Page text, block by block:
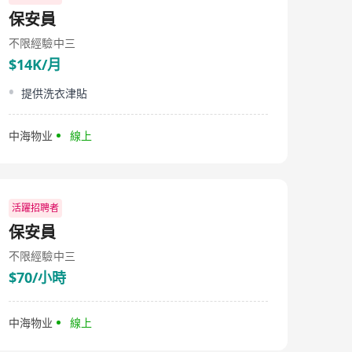
四大標準。在港澳兩地贏得市場口碑。 🛰科技研發： 推出
「VR線上看房」、Ai搵樓分析師「RICA」、「Rica+」員
工雲端系統及「Ricacoin」虛擬貨幣激勵系統等等， 引領
香港的房地產代理行業進入智慧科技時代， 是香港首間引
覺」為企業理念，並積極推動以「環保、健康、快樂」為
業、投資、伴您走人生路 使命 Mission ☆為客戶提供可靠
資訊及貼心體驗，達致共贏的地產交易。 ☆憑著前瞻的視
信譽、真誠可靠 專業 Professional 專業服務、持續學習 團
保安員
不限經驗中三
$14K/月
提供洗衣津貼
中海物业 線上
活躍招聘者
保安員
不限經驗中三
$70/小時
中海物业 線上